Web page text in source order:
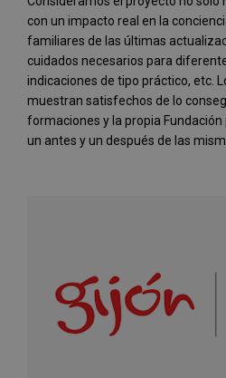
con un impacto real en la
familiares de las últimas
cuidados necesarios para
indicaciones de tipo práctico, etc.
muestran satisfechos de lo
formaciones y la propia
un antes y un después de las